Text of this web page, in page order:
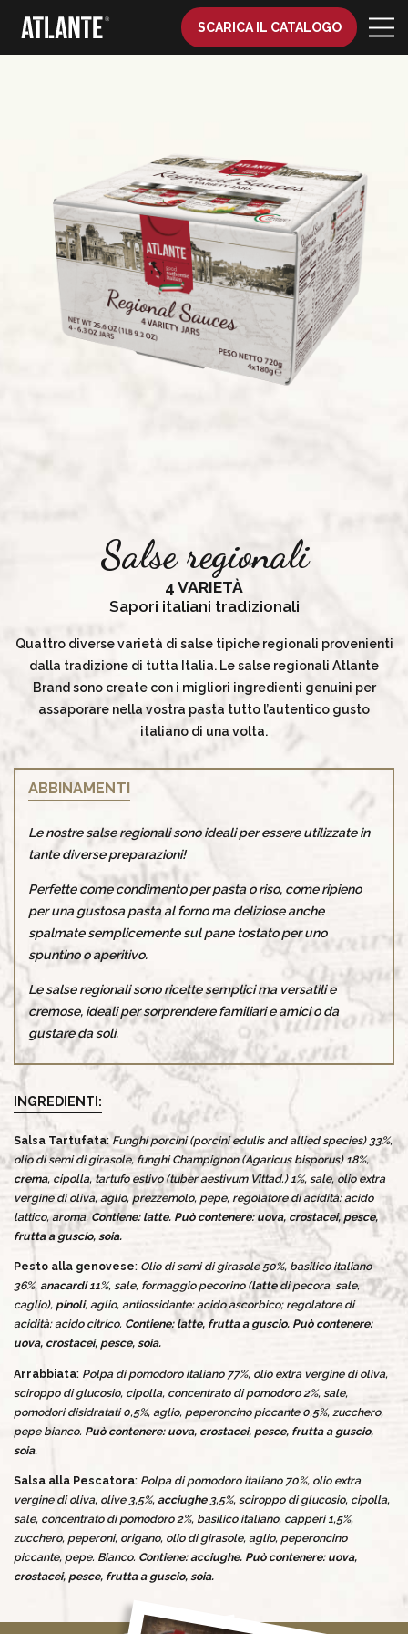
SCARICA IL CATALOGO
Salse regionali
4 VARIETÀ
Sapori italiani tradizionali
Quattro diverse varietà di salse tipiche regionali provenienti
dalla tradizione di tutta Italia. Le salse regionali Atlante
Brand sono create con i migliori ingredienti genuini per
assaporare nella vostra pasta tutto l’autentico gusto
italiano di una volta.
ABBINAMENTI
Le nostre salse regionali sono ideali per essere utilizzate in
tante diverse preparazioni!
Perfette come condimento per pasta o riso, come ripieno
per una gustosa pasta al forno ma deliziose anche
spalmate semplicemente sul pane tostato per uno
spuntino o aperitivo.
Le salse regionali sono ricette semplici ma versatili e
cremose, ideali per sorprendere familiari e amici o da
gustare da soli.
INGREDIENTI:
Salsa Tartufata:Funghi porcini (porcini edulis and allied species) 33%,
olio di semi di girasole, funghi Champignon (Agaricus bisporus) 18%,
crema, cipolla, tartufo estivo (tuber aestivum Vittad.) 1%, sale, olio extra
vergine di oliva, aglio, prezzemolo, pepe, regolatore di acidità: acido
lattico, aroma. Contiene: latte. Può contenere: uova, crostacei, pesce,
frutta a guscio, soia.
Pesto alla genovese: Olio di semi di girasole 50%, basilico italiano
36%, anacardi11%, sale, formaggio pecorino (lattedi pecora, sale,
caglio), pinoli, aglio, antiossidante: acido ascorbico; regolatore di
acidità: acido citrico. Contiene: latte, frutta a guscio. Può contenere:
uova, crostacei, pesce, soia.
Arrabbiata: Polpa di pomodoro italiano 77%, olio extra vergine di oliva,
sciroppo di glucosio, cipolla, concentrato di pomodoro 2%, sale,
pomodori disidratati 0,5%, aglio, peperoncino piccante 0,5%, zucchero,
pepe bianco. Può contenere: uova, crostacei, pesce, frutta a guscio,
soia.
Salsa alla Pescatora: Polpa di pomodoro italiano 70%, olio extra
vergine di oliva, olive 3,5%, acciughe3,5%, sciroppo di glucosio, cipolla,
sale, concentrato di pomodoro 2%, basilico italiano, capperi 1,5%,
zucchero, peperoni, origano, olio di girasole, aglio, peperoncino
piccante, pepe. Bianco. Contiene: acciughe. Può contenere: uova,
crostacei, pesce, frutta a guscio, soia.